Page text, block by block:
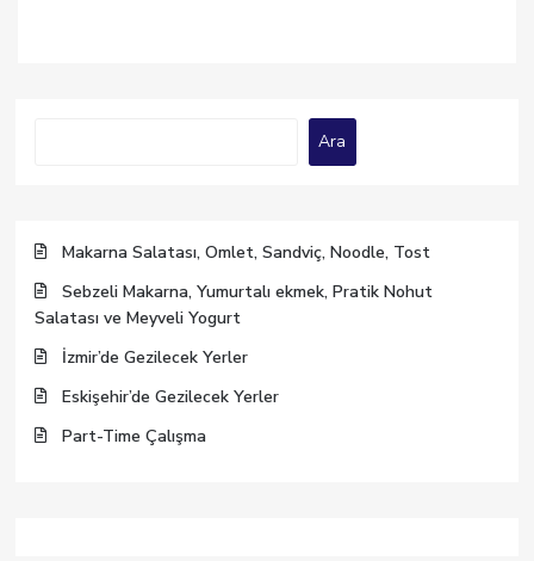
Ara
Makarna Salatası, Omlet, Sandviç, Noodle, Tost
Sebzeli Makarna, Yumurtalı ekmek, Pratik Nohut
Salatası ve Meyveli Yogurt
İzmir’de Gezilecek Yerler
Eskişehir’de Gezilecek Yerler
Part-Time Çalışma